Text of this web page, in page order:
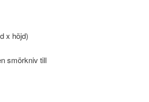
x höjd)
smörkniv till